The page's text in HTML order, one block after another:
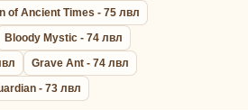
of Ancient Times - 75 лвл
Bloody Mystic - 74 лвл
Grave Ant - 74 лвл
- 73 лвл